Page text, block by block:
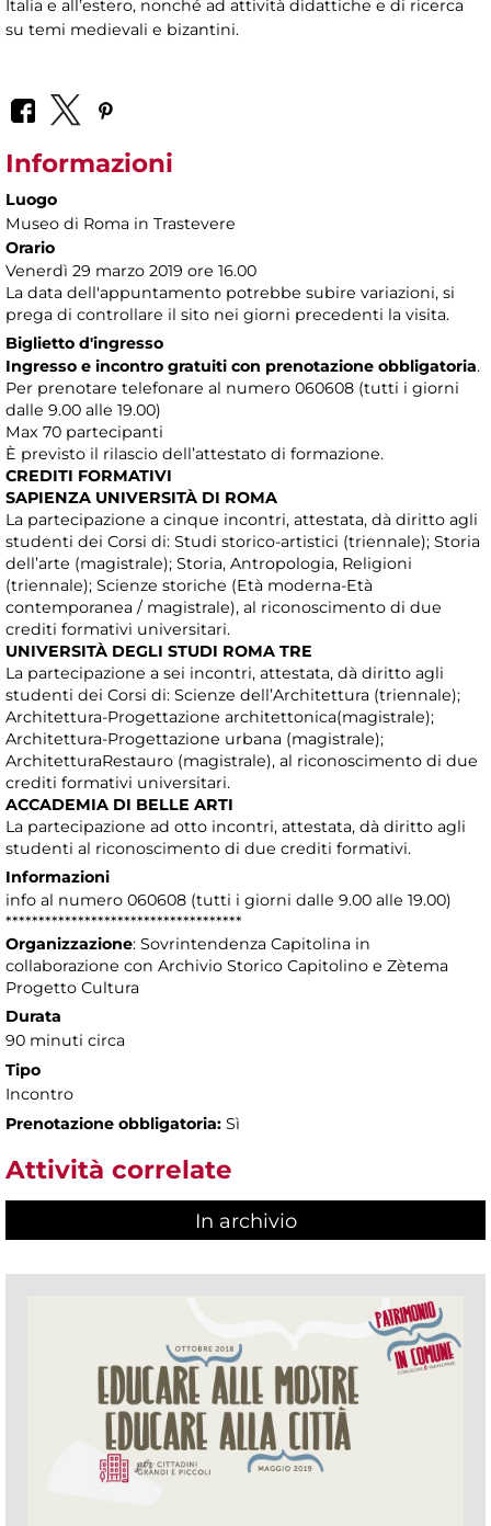
Italia e all’estero, nonché ad attività didattiche e di ricerca
su temi medievali e bizantini.
Informazioni
Luogo
Museo di Roma in Trastevere
Orario
Venerdì 29 marzo 2019 ore 16.00
La data dell'appuntamento potrebbe subire variazioni, si
prega di controllare il sito nei giorni precedenti la visita.
Biglietto d'ingresso
Ingresso e incontro gratuiti con prenotazione obbligatoria.
Per prenotare telefonare al numero 060608 (tutti i giorni
dalle 9.00 alle 19.00)
Max 70 partecipanti
È previsto il rilascio dell’attestato di formazione.
CREDITI FORMATIVI
SAPIENZA UNIVERSITÀ DI ROMA
La partecipazione a cinque incontri, attestata, dà diritto agli
studenti dei Corsi di: Studi storico-artistici (triennale); Storia
dell’arte (magistrale); Storia, Antropologia, Religioni
(triennale); Scienze storiche (Età moderna-Età
contemporanea / magistrale), al riconoscimento di due
crediti formativi universitari.
UNIVERSITÀ DEGLI STUDI ROMA TRE
La partecipazione a sei incontri, attestata, dà diritto agli
studenti dei Corsi di: Scienze dell’Architettura (triennale);
Architettura-Progettazione architettonica(magistrale);
Architettura-Progettazione urbana (magistrale);
ArchitetturaRestauro (magistrale), al riconoscimento di due
crediti formativi universitari.
ACCADEMIA DI BELLE ARTI
La partecipazione ad otto incontri, attestata, dà diritto agli
studenti al riconoscimento di due crediti formativi.
Informazioni
info al numero 060608 (tutti i giorni dalle 9.00 alle 19.00)
************************************
Organizzazione: Sovrintendenza Capitolina in
collaborazione con Archivio Storico Capitolino e Zètema
Progetto Cultura
Durata
90 minuti circa
Tipo
Incontro
Prenotazione obbligatoria: Sì
Attività correlate
In archivio